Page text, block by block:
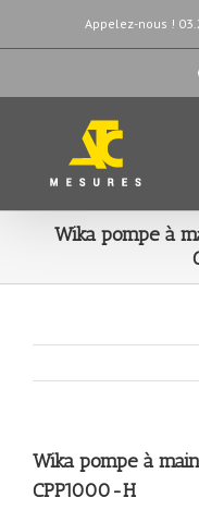
Appelez-nous !
Wika pompe à
Wika pompe à
CPP1000-H